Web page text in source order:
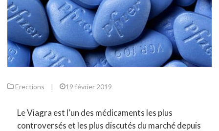
Erections | 19 février 2019
Le Viagra est l’un des médicaments les plus
controversés et les plus discutés du marché depuis